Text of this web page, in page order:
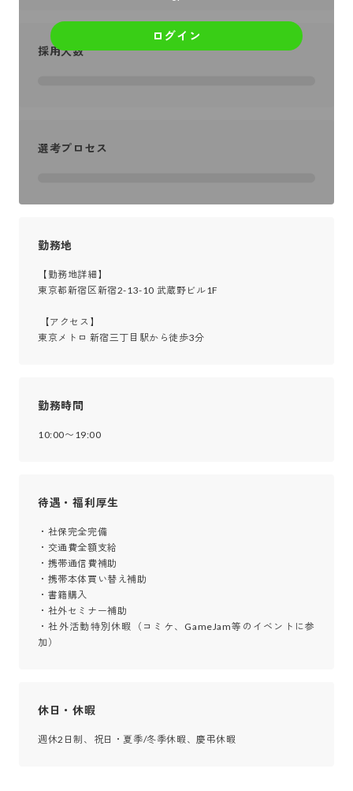
ログイン
採用人数
選考プロセス
勤務地
【勤務地詳細】
東京都新宿区新宿2-13-10 武蔵野ビル1F
東京メトロ 新宿三丁目駅から徒歩3分
勤務時間
10:00〜19:00
待遇・福利厚生
・社保完全完備
・交通費全額支給
・携帯通信費補助
・携帯本体買い替え補助
・書籍購入
・社外セミナー補助
・社外活動特別休暇（コミケ、GameJam等のイベントに参
加）
休日・休暇
週休2日制、祝日・夏季/冬季休暇、慶弔休暇